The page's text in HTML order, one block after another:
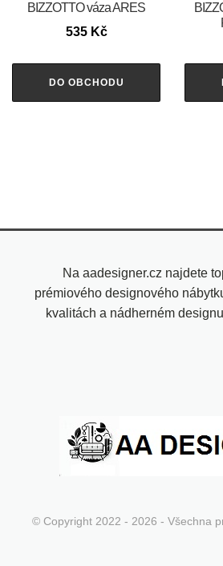
BIZZOTTO váza ARES
535 Kč
DO OBCHODU
Na aadesigner.cz najdete
prémiového designového
kvalitách a nádherném
© Copyright 2022 - 2026 - Všechna